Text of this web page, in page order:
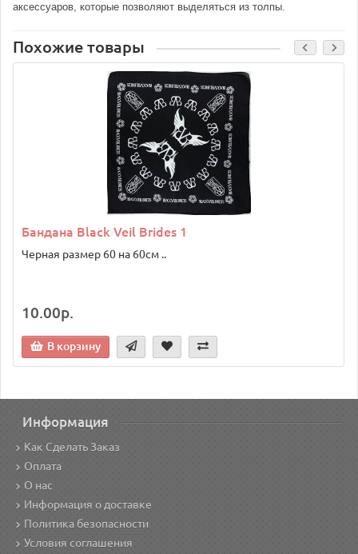
аксессуаров, которые позволяют выделяться из толпы.
Похожие товары
Бандана Black Veil Brides 1
Черная размер 60 на 60см ..
10.00р.
В корзину
Информация
Как Сделать Заказ
Оплата
О нас
Информация о доставке
Политика безопасности
Условия соглашения